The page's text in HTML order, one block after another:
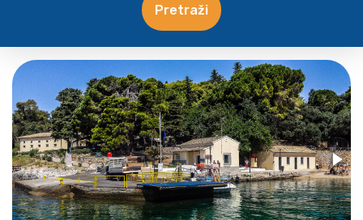
Pretraži